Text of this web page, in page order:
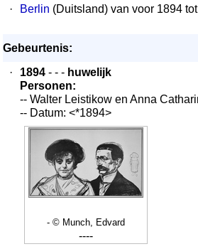
·
Berlin (Duitsland) van voor 1894
Gebeurtenis:
·
1894 - - - huwelijk
Personen:
-- Walter Leistikow en Anna
-- Datum: <*1894>
- © Munch, Edvard
----